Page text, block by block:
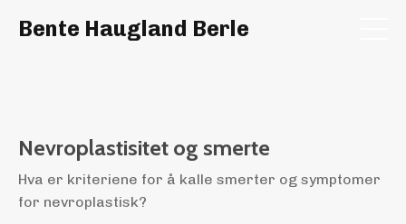
Bente Haugland Berle
Nevroplastisitet og smerte
Hva er kriteriene for å kalle smerter og symptomer
for nevroplastisk?